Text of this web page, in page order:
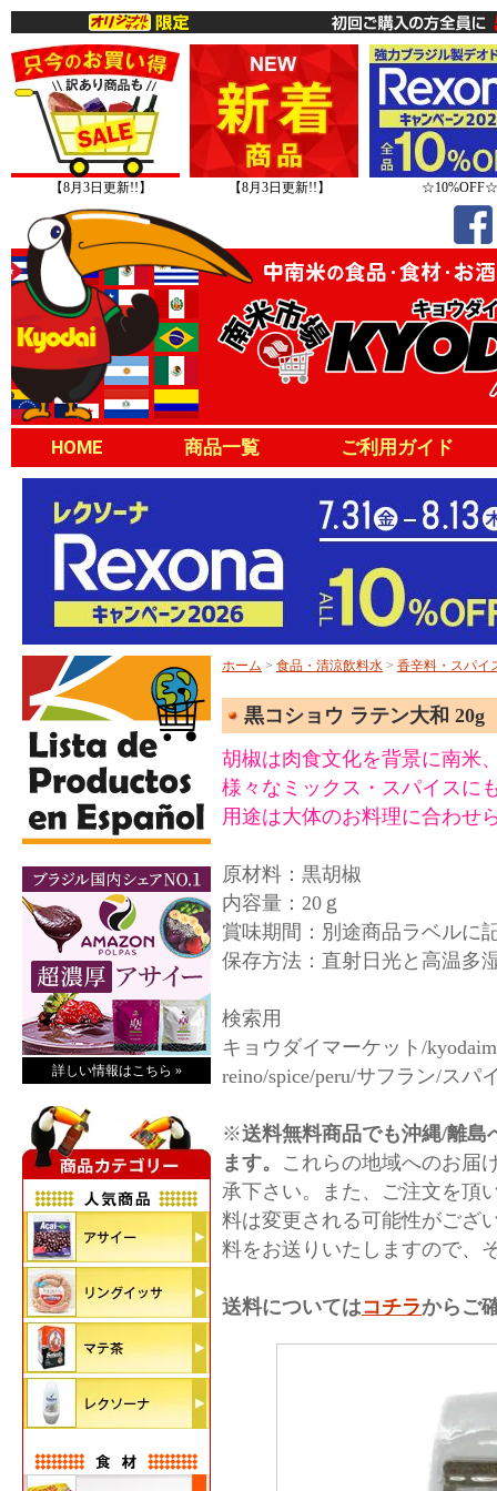
【8月3日更新!!】 【8月3日更新!!】 ☆10%OFF☆
HOME 商品一覧 ご利用ガイド
詳しい情報はこちら »
ホーム > 食品・清涼飲料水 > 香辛料・スパイ
黒コショウ ラテン大和
胡椒は肉食文化を背景に南米
様々なミックス・スパイスに
用途は大体のお料理に合わせ
原材料：黒胡椒
内容量：20ｇ
賞味期間：別途商品ラベルに
保存方法：直射日光と高温多
検索用
キョウダイマーケット/
reino/spice/peru/サフラン/スパ
※送料無料商品でも沖縄/離島
ます。 これらの地域へのお届
承下さい。また、ご注文を頂
料は変更される可能性がござ
料をお送りいたしますので、
送料についてはコチラからご